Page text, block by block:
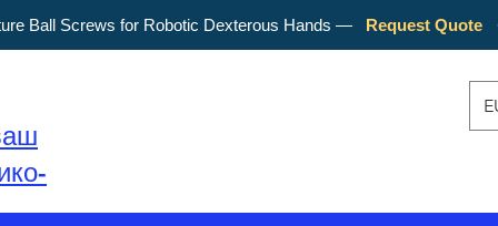
Ball Screws for Robotic Dexterous Hands — Request Quote